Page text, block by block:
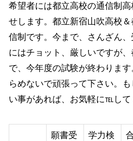
希望者には都立高校の通信制
せします。都立新宿山吹高校
信制です。今まで、さんざん
にはチョット、厳しいですが
で、今年度の試験が終わりま
らめないで頑張って下さい。
い事があれば、お気軽に℡して
願書受
学力検